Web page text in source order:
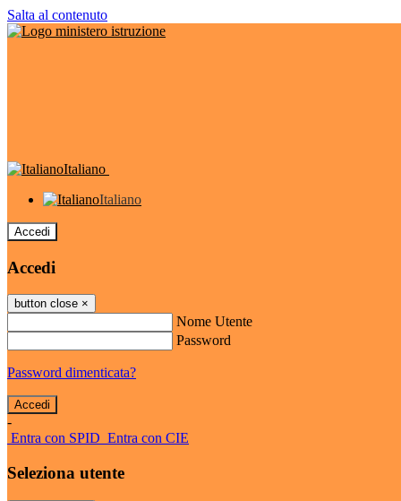
Salta al contenuto
Italiano
Italiano
Accedi
Accedi
button close ×
Nome Utente
Password
Password dimenticata?
-
Entra con SPID Entra con CIE
Seleziona utente